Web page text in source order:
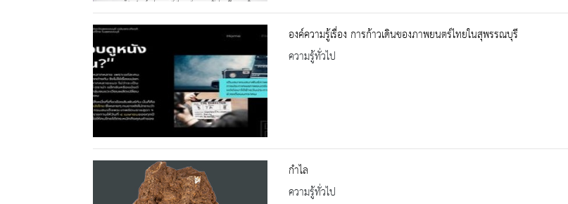
องค์ความรู้เรื่อง การก้าวเดินของภาพยนตร์ไทยในสุพรรณบุรี
ความรู้ทั่วไป
กำไล
ความรู้ทั่วไป